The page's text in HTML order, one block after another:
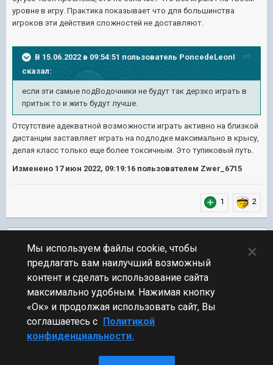
уровне в игру. Практика показывает что для большинства
игроков эти действия сложностей не доставляют.
В 15.06.2022 в 09:54:51 пользователь PoncedeLeonI
сказал:
если эти самые подВодочники не будут так дерзко играть в
притык то и жить будут лучше.
Отсутствие адекватной возможности играть активно на близкой
дистанции заставляет играть на подлодке максимально в крысу,
делая класс только еще более токсичным. Это тупиковый путь.
Изменено 17 июн 2022, 09:19:16 пользователем Zwer_6715
1 2
ПЕРЕЙТИ К СПИСКУ ТЕМ
Обсуждение Мира Кораблей
Стиль
Мы используем файлы cookie, чтобы
предлагать вам наилучший возможный
контент и сделать использование сайта
максимально удобным. Нажимая кнопку
«Ок» и продолжая использовать сайт, Вы
соглашаетесь с Политикой
конфиденциальности.
×